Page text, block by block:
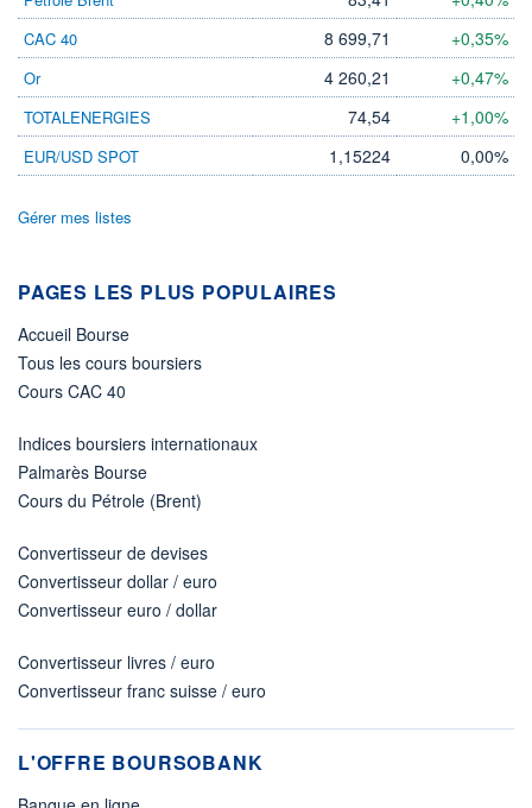
LIMITE À LA
0,000
LIMITE À LA
HAUSSE
ESTIMÉ 2026
-
PER ESTIMÉ
2026
DERNIER
DIVIDENDE DERNIER
Non éligible
CAC 40 8 699,71 +0,35%
Or 4 260,21 +0,47%
TOTALENERGIES 74,54 +1,00%
EUR/USD SPOT 1,15224 0,00%
Gérer mes listes
PAGES LES PLUS POPULAIRES
Accueil Bourse
Tous les cours boursiers
Cours CAC 40
Indices boursiers internationaux
Palmarès Bourse
Cours du Pétrole (Brent)
Convertisseur de devises
Convertisseur dollar / euro
Convertisseur euro / dollar
Convertisseur livres / euro
Convertisseur franc suisse / euro
L'OFFRE BOURSOBANK